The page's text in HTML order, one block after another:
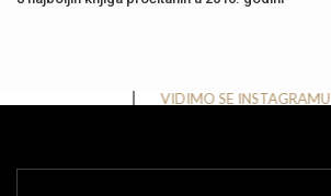
VIDIMO SE INSTAGRAMU
Instagram has returned invalid